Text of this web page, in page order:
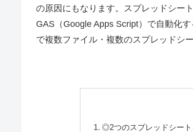
の原因にもなります。スプレッドシー
GAS（Google Apps Script）で自動化
で複数ファイル・複数のスプレッドシ
◎2つのスプレッドシー